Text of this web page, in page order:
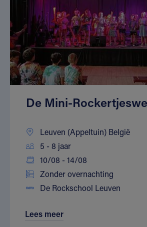
De Mini-
Leuven (Appeltuin) België
5 - 8 jaar
10/08 - 14/08
Zonder overnachting
De Rockschool Leuven
Lees meer